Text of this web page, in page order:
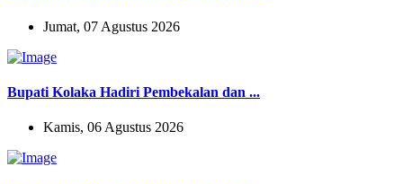
Jumat, 07 Agustus 2026
Bupati Kolaka Hadiri Pembekalan dan ...
Kamis, 06 Agustus 2026